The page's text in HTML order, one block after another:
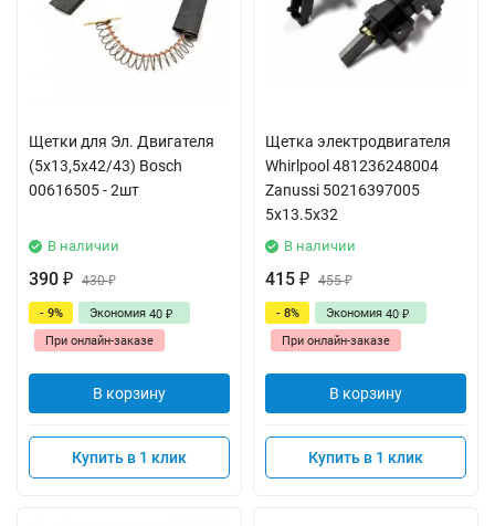
Щетки для Эл. Двигателя
(5x13,5x42/43) Bosch
00616505 - 2шт
В наличии
390 ₽ 430₽
- 9% Экономия 40 ₽
При онлайн-заказе
В корзину
Купить в 1 клик
Щетка электродвигателя
Whirlpool 481236248004
Zanussi 50216397005
5x13.5x32
В наличии
415 ₽ 455₽
- 8% Экономия 40 ₽
При онлайн-заказе
В корзину
Купить в 1 клик